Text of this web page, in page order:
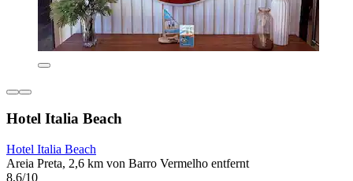
Hotel Italia Beach
Hotel Italia Beach
Areia Preta, 2,6 km von Barro Vermelho entfernt
8,6/10